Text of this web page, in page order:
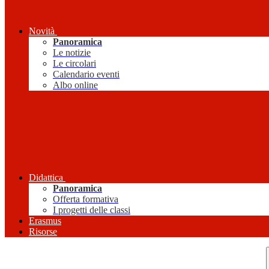
Novità
Panoramica
Le notizie
Le circolari
Calendario eventi
Albo online
Didattica
Panoramica
Offerta formativa
I progetti delle classi
Erasmus
Risorse